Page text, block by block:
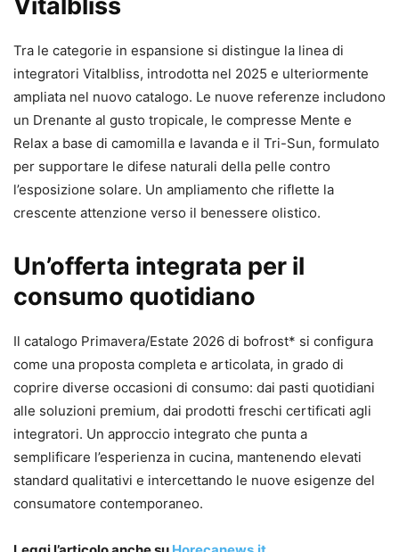
Tra le categorie in espansione si distingue la linea di
integratori Vitalbliss, introdotta nel 2025 e ulteriormente
ampliata nel nuovo catalogo. Le nuove referenze includono
un Drenante al gusto tropicale, le compresse Mente e
Relax a base di camomilla e lavanda e il Tri-Sun, formulato
per supportare le difese naturali della pelle contro
l’esposizione solare. Un ampliamento che riflette la
crescente attenzione verso il benessere olistico.
Un’offerta integrata per il
consumo quotidiano
Il catalogo Primavera/Estate 2026 di bofrost* si configura
come una proposta completa e articolata, in grado di
coprire diverse occasioni di consumo: dai pasti quotidiani
alle soluzioni premium, dai prodotti freschi certificati agli
integratori. Un approccio integrato che punta a
semplificare l’esperienza in cucina, mantenendo elevati
standard qualitativi e intercettando le nuove esigenze del
consumatore contemporaneo.